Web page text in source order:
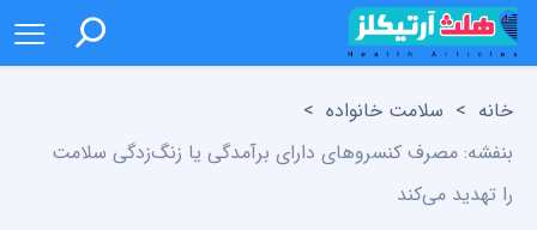
خانه > سلامت خانواده >
بنفشه: مصرف کنسروهای دارای برآمدگی یا زنگ‌زدگی سلامت
را تهدید می‌کند